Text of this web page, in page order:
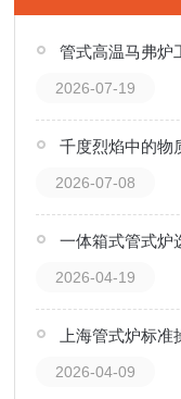
管式高温马弗炉
2026-07-19
2026-07-08
一体箱式管式炉
2026-04-19
上海管式炉标准
2026-04-09